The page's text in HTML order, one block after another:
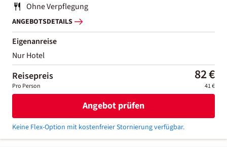
Ohne Verpflegung
ANGEBOTSDETAILS
Eigenanreise
Nur Hotel
Reisepreis 82 €
Pro Person 41 €
Angebot prüfen
Keine Flex-Option mit kostenfreier Stornierung verfügbar.